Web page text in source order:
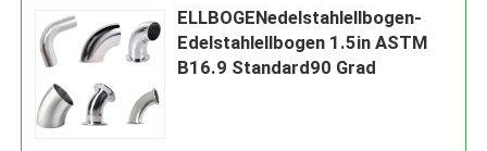
ELLBOGENedelstahlellbogen-
Edelstahlellbogen 1.5in ASTM
B16.9 Standard90 Grad